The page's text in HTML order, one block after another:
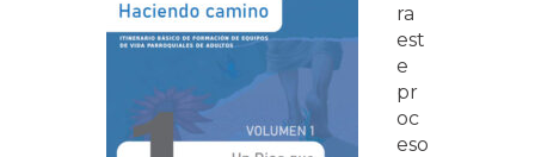
ra
est
e
pr
oc
eso